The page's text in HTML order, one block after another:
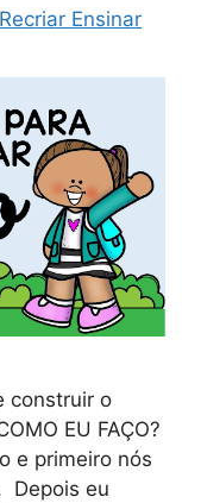
Ensinar
construir o
EU FAÇO?
e primeiro nós
Depois eu